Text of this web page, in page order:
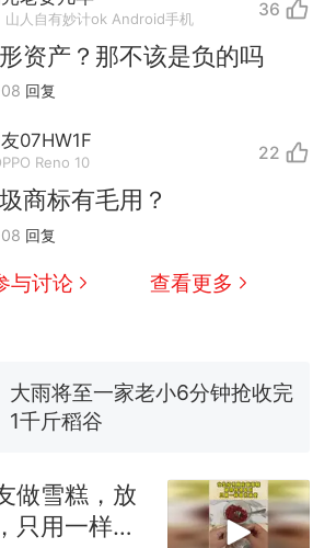
山人自有妙计ok Android手机 36
资产？那不该是负的吗
回复
07HW1F
Reno 10 22
商标有毛用？
回复
与讨论 查看更多
十多万人报名的考试，成绩
全部作废，公平么？
新 全球唯一没有法定首都的国
家，刚改国名，总统就邀请中
国大使骑行绕了几乎整个国境
线一圈，还曾两次到中国寻根
5万的小车卖不动，40万以上
的抢着买
视频丨只要一枚命中就能让航
母瘫痪 轰-6J实力有多强？
空调24小时开着反而更省电？
热 十多万人报名的考试，成绩
全部作废，公平么？
做雪糕，放
只用一样却